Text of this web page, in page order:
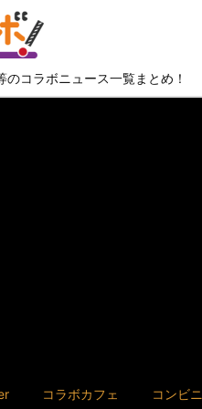
のコラボニュース一覧まとめ！
コラボカフェ コンビニ